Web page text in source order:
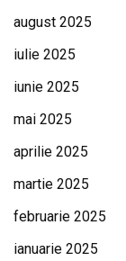
august 2025
iulie 2025
iunie 2025
mai 2025
aprilie 2025
martie 2025
februarie 2025
ianuarie 2025